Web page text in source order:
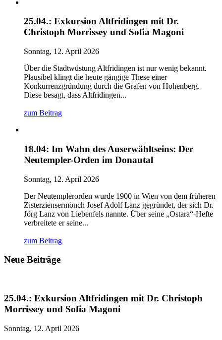
25.04.: Exkursion Altfridingen mit Dr.
Christoph Morrissey und Sofia Magoni
Sonntag, 12. April 2026
Über die Stadtwüstung Altfridingen ist nur wenig bekannt.
Plausibel klingt die heute gängige These einer
Konkurrenzgründung durch die Grafen von Hohenberg.
Diese besagt, dass Altfridingen...
zum Beitrag
18.04: Im Wahn des Auserwähltseins: Der
Neutempler-Orden im Donautal
Sonntag, 12. April 2026
Der Neutemplerorden wurde 1900 in Wien von dem früheren
Zisterziensermönch Josef Adolf Lanz gegründet, der sich Dr.
Jörg Lanz von Liebenfels nannte. Über seine „Ostara“-Hefte
verbreitete er seine...
zum Beitrag
Neue Beiträge
25.04.: Exkursion Altfridingen mit Dr. Christoph
Morrissey und Sofia Magoni
Sonntag, 12. April 2026